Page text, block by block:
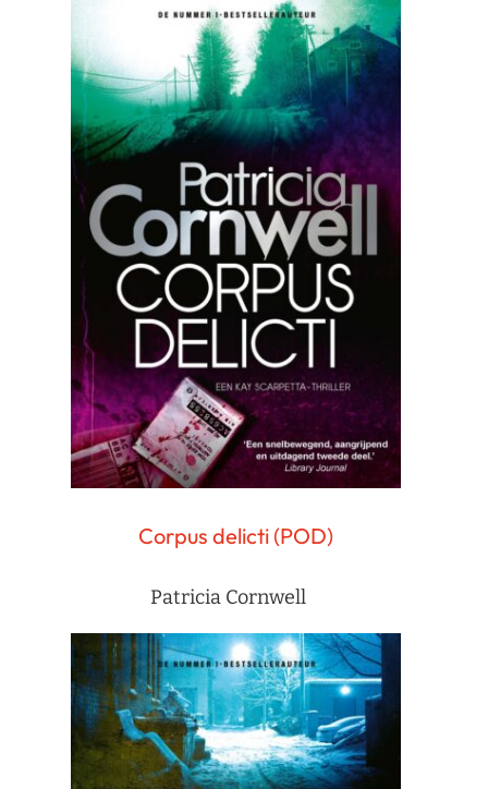
Corpus delicti (POD)
Patricia Cornwell